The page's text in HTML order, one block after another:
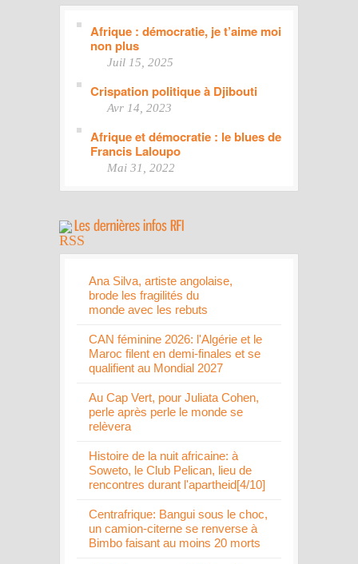
Afrique : démocratie, je t’aime moi
non plus
Juil 15, 2025
Crispation politique à Djibouti
Avr 14, 2023
Afrique et démocratie : le blues de
Francis Laloupo
Mai 31, 2022
Ana Silva, artiste angolaise,
brode les fragilités du
monde avec les rebuts
CAN féminine 2026: l'Algérie et le
Maroc filent en demi-finales et se
qualifient au Mondial 2027
Au Cap Vert, pour Juliata Cohen,
perle après perle le monde se
relèvera
Histoire de la nuit africaine: à
Soweto, le Club Pelican, lieu de
rencontres durant l'apartheid[4/10]
Centrafrique: Bangui sous le choc,
un camion-citerne se renverse à
Bimbo faisant au moins 20 morts